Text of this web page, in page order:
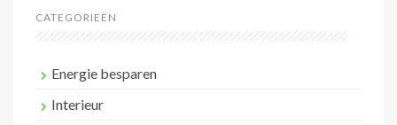
CATEGORIEËN
Energie besparen
Interieur